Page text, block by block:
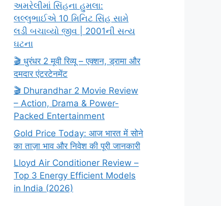
અમરેલીમાં સિંહના હુમલા:
લલ્લુભાઈએ 10 મિનિટ સિંહ સામે
લડી બચાવ્યો જીવ | 2001ની સત્ય
ઘટના
🎬 धुरंधर 2 मूवी रिव्यू – एक्शन, ड्रामा और
दमदार एंटरटेनमेंट
🎬 Dhurandhar 2 Movie Review
– Action, Drama & Power-
Packed Entertainment
Gold Price Today: आज भारत में सोने
का ताज़ा भाव और निवेश की पूरी जानकारी
Lloyd Air Conditioner Review –
Top 3 Energy Efficient Models
in India (2026)